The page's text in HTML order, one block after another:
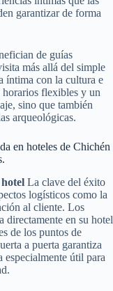
garantizar de forma
de guías
más allá del simple
íntima con la cultura e
flexibles y un
sino que también
arqueológicas.
en hoteles de Chichén
La clave del éxito
logísticos como la
al cliente. Los
directamente en su hotel
de los puntos de
a puerta garantiza
útil para